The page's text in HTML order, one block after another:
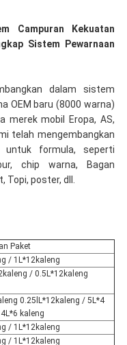
Campuran Kekuatan
Sistem Pewarnaan
dalam sistem
OEM baru (8000 warna)
merek mobil Eropa, AS,
telah mengembangkan
untuk formula, seperti
chip warna, Bagan
Topi, poster, dll.
Paket
/ 1L*12kaleng
/ 0.5L*12kaleng
0.25lL*12kaleng / 5L*4
kaleng
/ 1L*12kaleng
/ 1L*12kaleng